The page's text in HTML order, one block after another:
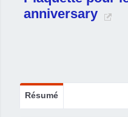
anniversary
Résumé